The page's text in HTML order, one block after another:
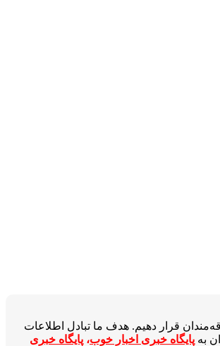
قرار دهیم. هدف ما تبادل اطلاعات
به پایگاه خبری اخبار خوب، پایگاه خبری